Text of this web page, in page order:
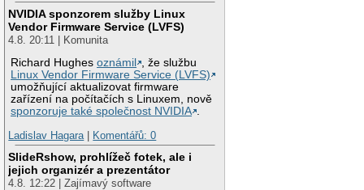
NVIDIA sponzorem služby Linux
Vendor Firmware Service (LVFS)
4.8. 20:11 | Komunita
Richard Hughesoznámil
, že službu
Linux Vendor Firmware Service (LVFS)
umožňující aktualizovat firmware
zařízení na počítačích s Linuxem, nově
sponzoruje také společnost NVIDIA .
Ladislav Hagara| Komentářů: 0
SlideRshow, prohlížeč fotek, ale i
jejich organizér a prezentátor
4.8. 12:22 | Zajímavý software